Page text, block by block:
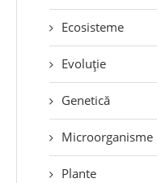
Ecosisteme
Evoluție
Genetică
Microorganisme
Plante